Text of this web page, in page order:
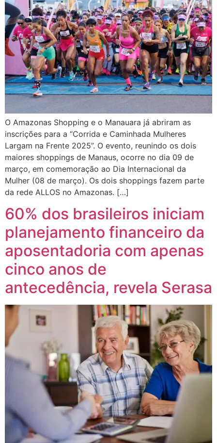
O Amazonas Shopping e o Manauara já abriram as
inscrições para a “Corrida e Caminhada Mulheres
Largam na Frente 2025”. O evento, reunindo os dois
maiores shoppings de Manaus, ocorre no dia 09 de
março, em comemoração ao Dia Internacional da
Mulher (08 de março). Os dois shoppings fazem parte
da rede ALLOS no Amazonas. […]
60% dos brasileiros iniciam
planejamento financeiro da
aposentadoria com apenas
cinco anos de
antecedência, revela Serasa